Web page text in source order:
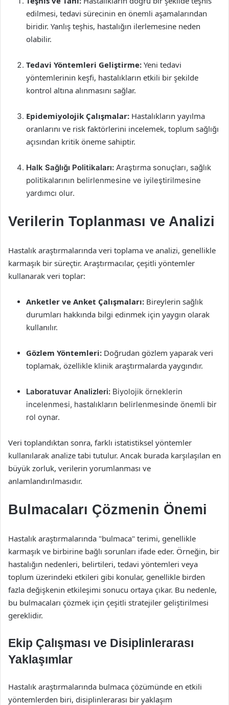
edilmesi, tedavi sürecinin en önemli aşamalarından
biridir. Yanlış teşhis, hastalığın ilerlemesine neden
olabilir.
Tedavi Yöntemleri Geliştirme: Yeni tedavi
yöntemlerinin keşfi, hastalıkların etkili bir şekilde
kontrol altına alınmasını sağlar.
Epidemiyolojik Çalışmalar: Hastalıkların yayılma
oranlarını ve risk faktörlerini incelemek, toplum sağlığı
açısından kritik öneme sahiptir.
Halk Sağlığı Politikaları: Araştırma sonuçları, sağlık
politikalarının belirlenmesine ve iyileştirilmesine
yardımcı olur.
Verilerin Toplanması ve Analizi
Hastalık araştırmalarında veri toplama ve analizi, genellikle
karmaşık bir süreçtir. Araştırmacılar, çeşitli yöntemler
kullanarak veri toplar:
Anketler ve Anket Çalışmaları: Bireylerin sağlık
durumları hakkında bilgi edinmek için yaygın olarak
kullanılır.
Gözlem Yöntemleri: Doğrudan gözlem yaparak veri
toplamak, özellikle klinik araştırmalarda yaygındır.
Laboratuvar Analizleri: Biyolojik örneklerin
incelenmesi, hastalıkların belirlenmesinde önemli bir
rol oynar.
Veri toplandıktan sonra, farklı istatistiksel yöntemler
kullanılarak analize tabi tutulur. Ancak burada karşılaşılan en
büyük zorluk, verilerin yorumlanması ve
anlamlandırılmasıdır.
Bulmacaları Çözmenin Önemi
Hastalık araştırmalarında "bulmaca" terimi, genellikle
karmaşık ve birbirine bağlı sorunları ifade eder. Örneğin, bir
hastalığın nedenleri, belirtileri, tedavi yöntemleri veya
toplum üzerindeki etkileri gibi konular, genellikle birden
fazla değişkenin etkileşimi sonucu ortaya çıkar. Bu nedenle,
bu bulmacaları çözmek için çeşitli stratejiler geliştirilmesi
gereklidir.
Ekip Çalışması ve Disiplinlerarası
Yaklaşımlar
Hastalık araştırmalarında bulmaca çözümünde en etkili
yöntemlerden biri, disiplinlerarası bir yaklaşım